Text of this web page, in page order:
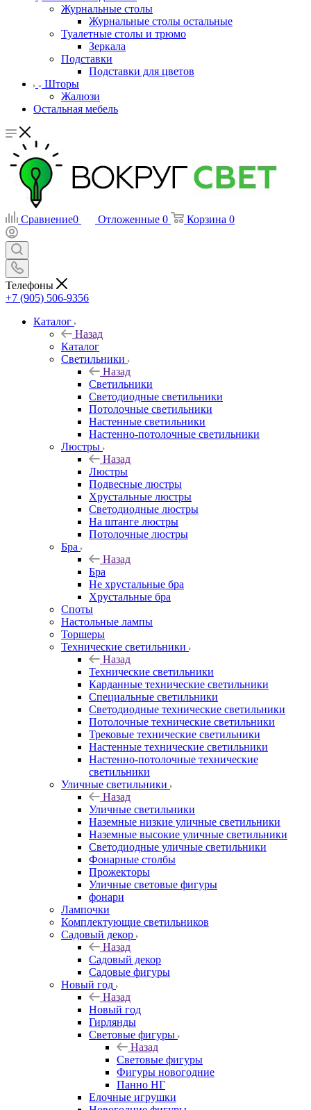
Журнальные столы
Журнальные столы остальные
Туалетные столы и трюмо
Зеркала
Подставки
Подставки для цветов
Шторы
Жалюзи
Остальная мебель
Сравнение0 Отложенные 0 Корзина 0
Телефоны
+7 (905) 506-9356
Каталог
Назад
Каталог
Светильники
Назад
Светильники
Светодиодные светильники
Потолочные светильники
Настенные светильники
Настенно-потолочные светильники
Люстры
Назад
Люстры
Подвесные люстры
Хрустальные люстры
Светодиодные люстры
На штанге люстры
Потолочные люстры
Бра
Назад
Бра
Не хрустальные бра
Хрустальные бра
Споты
Настольные лампы
Торшеры
Технические светильники
Назад
Технические светильники
Карданные технические светильники
Специальные светильники
Светодиодные технические светильники
Потолочные технические светильники
Трековые технические светильники
Настенные технические светильники
Настенно-потолочные технические
светильники
Уличные светильники
Назад
Уличные светильники
Наземные низкие уличные светильники
Наземные высокие уличные светильники
Светодиодные уличные светильники
Фонарные столбы
Прожекторы
Уличные световые фигуры
фонари
Лампочки
Комплектующие светильников
Садовый декор
Назад
Садовый декор
Садовые фигуры
Новый год
Назад
Новый год
Гирлянды
Световые фигуры
Назад
Световые фигуры
Фигуры новогодние
Панно НГ
Елочные игрушки